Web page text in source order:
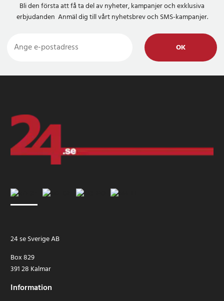
Bli den första att få ta del av nyheter, kampanjer och exklusiva
erbjudanden Anmäl dig till vårt nyhetsbrev och SMS-kampanjer.
OK
24 se Sverige AB
Box 829
391 28 Kalmar
Information